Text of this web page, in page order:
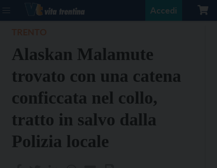
Accedi
Alaskan Malamute
trovato con una catena
conficcata nel collo,
tratto in salvo dalla
Polizia locale